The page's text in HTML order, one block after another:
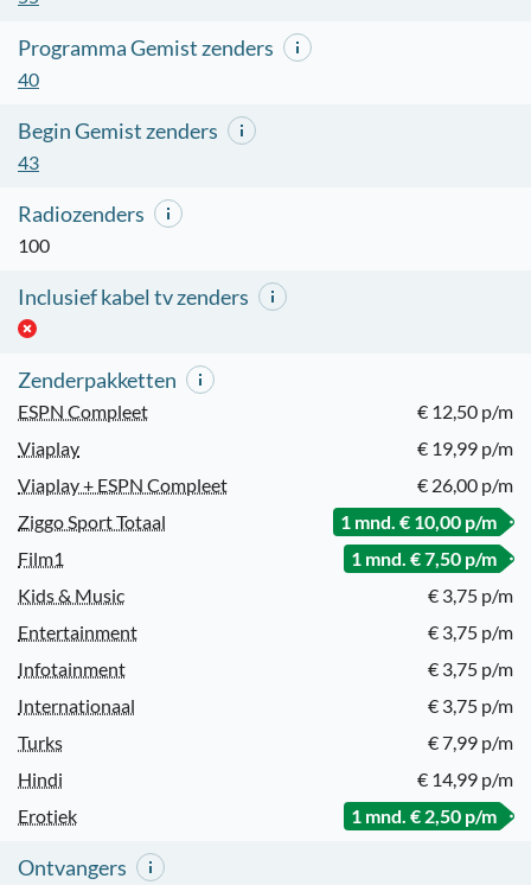
Programma Gemist zenders
40
Begin Gemist zenders
43
Radiozenders
100
Inclusief kabel tv zenders
Zenderpakketten
ESPN Compleet
€ 12,50 p/m
Viaplay
€ 19,99 p/m
Viaplay + ESPN Compleet
€ 26,00 p/m
Ziggo Sport Totaal
1 mnd. € 10,00 p/m
Film1
1 mnd. € 7,50 p/m
Kids & Music
€ 3,75 p/m
Entertainment
€ 3,75 p/m
Infotainment
€ 3,75 p/m
Internationaal
€ 3,75 p/m
Turks
€ 7,99 p/m
Hindi
€ 14,99 p/m
Erotiek
1 mnd. € 2,50 p/m
Ontvangers